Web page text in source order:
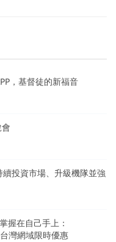
，基督徒的新福音
投資市場、升級機隊並強
握在自己手上：
灣網域限時優惠